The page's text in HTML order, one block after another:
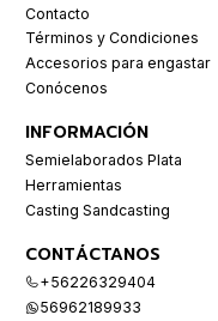
Contacto
Términos y Condiciones
Accesorios para engastar
Conócenos
INFORMACIÓN
Semielaborados Plata
Herramientas
Casting Sandcasting
CONTÁCTANOS
+56226329404
56962189933